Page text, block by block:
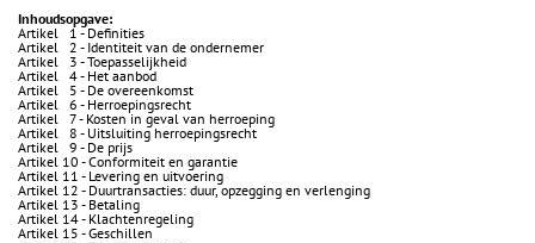
Inhoudsopgave:
Artikel 1 - Definities
Artikel 2 - Identiteit van de ondernemer
Artikel 3 - Toepasselijkheid
Artikel 4 - Het aanbod
Artikel 5 - De overeenkomst
Artikel 6 - Herroepingsrecht
Artikel 7 - Kosten in geval van herroeping
Artikel 8 - Uitsluiting herroepingsrecht
Artikel 9 - De prijs
Artikel 10 - Conformiteit en garantie
Artikel 11 - Levering en uitvoering
Artikel 12 - Duurtransacties: duur, opzegging en verlenging
Artikel 13 - Betaling
Artikel 14 - Klachtenregeling
Artikel 15 - Geschillen